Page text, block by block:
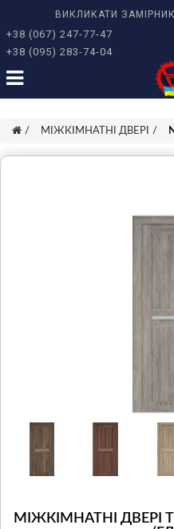
ВИКЛИКАТИ
+38 (067) 247-77-47
+38 (095) 283-74-04
МІЖКІМНАТНІ ДВЕРІ
МІЖКІМНАТНІ ДВЕРІ